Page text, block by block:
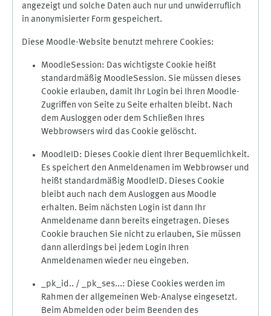
angezeigt und solche Daten auch nur und unwiderruflich
in anonymisierter Form gespeichert.
Diese Moodle-Website benutzt mehrere Cookies:
MoodleSession: Das wichtigste Cookie heißt
standardmäßig MoodleSession. Sie müssen dieses
Cookie erlauben, damit Ihr Login bei Ihren Moodle-
Zugriffen von Seite zu Seite erhalten bleibt. Nach
dem Ausloggen oder dem Schließen Ihres
Webbrowsers wird das Cookie gelöscht.
MoodleID: Dieses Cookie dient Ihrer Bequemlichkeit.
Es speichert den Anmeldenamen im Webbrowser und
heißt standardmäßig MoodleID. Dieses Cookie
bleibt auch nach dem Ausloggen aus Moodle
erhalten. Beim nächsten Login ist dann Ihr
Anmeldename dann bereits eingetragen. Dieses
Cookie brauchen Sie nicht zu erlauben, Sie müssen
dann allerdings bei jedem Login Ihren
Anmeldenamen wieder neu eingeben.
_pk_id.. / _pk_ses...: Diese Cookies werden im
Rahmen der allgemeinen Web-Analyse eingesetzt.
Beim Abmelden oder beim Beenden des